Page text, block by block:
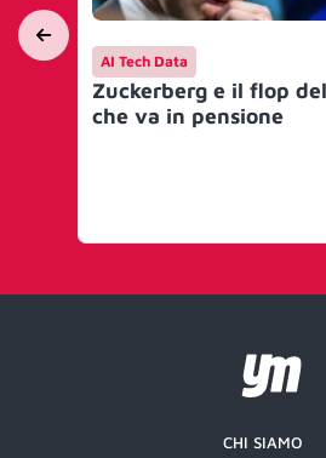
AI Tech Data
Zuckerberg e il flop
che va in pensione
CHI SIAMO